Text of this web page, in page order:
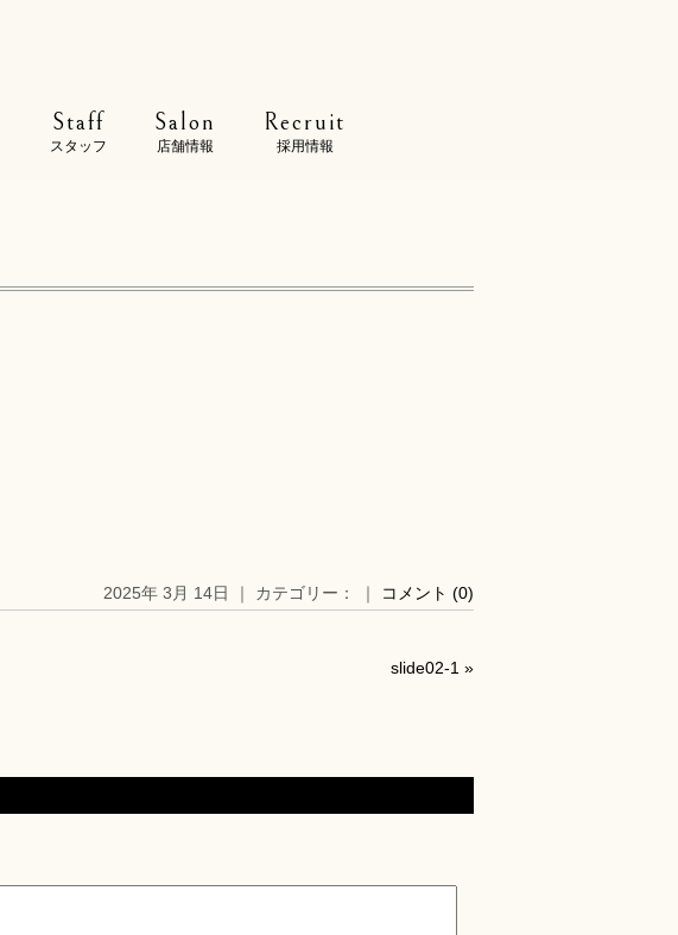
Staff
スタッフ
Salon
店舗情報
Recruit
採用情報
2025年 3月 14日 ｜ カテゴリー： ｜ コメント (0)
slide02-1 »